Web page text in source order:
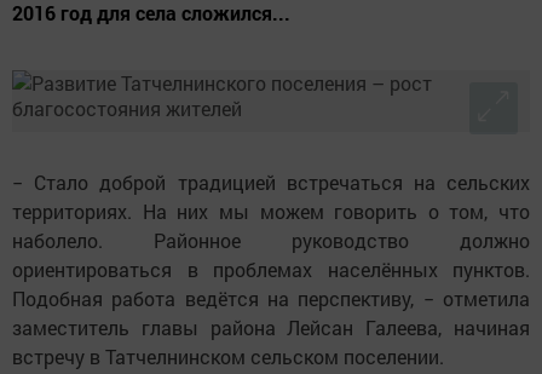
2016 год для села сложился...
− Стало доброй традицией встречаться на сельских
территориях. На них мы можем говорить о том, что
наболело. Районное руководство должно
ориентироваться в проблемах населённых пунктов.
Подобная работа ведётся на перспективу, − отметила
заместитель главы района Лейсан Галеева, начиная
встречу в Татчелнинском сельском поселении.